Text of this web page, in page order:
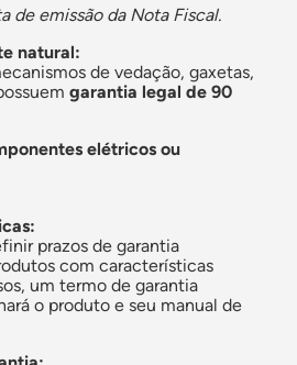
de emissão da Nota Fiscal.
natural:
de vedação, gaxetas,
garantia legal de 90
elétricos ou
prazos de garantia
com características
um termo de garantia
o produto e seu manual de